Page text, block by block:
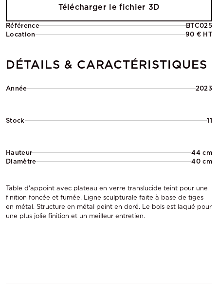
Référence
BTC025
Location
90 € HT
DÉTAILS & CARACTÉRISTIQUES
Année 2023
Stock 11
Hauteur
44 cm
Diamètre
40 cm
Table d'appoint avec plateau en verre translucide teint pour une
finition foncée et fumée. Ligne sculpturale faite à base de tiges
en métal. Structure en métal peint en doré. Le bois est laqué pour
une plus jolie finition et un meilleur entretien.
Télécharger le fichier 3D